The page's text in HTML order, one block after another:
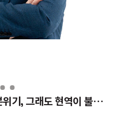
“대치동 조교들도 반수 분위기, 그래도 현역이 불리하지 않은 이유”